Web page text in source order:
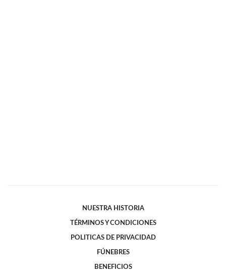
NUESTRA HISTORIA
TÉRMINOS Y CONDICIONES
POLITICAS DE PRIVACIDAD
FÚNEBRES
BENEFICIOS